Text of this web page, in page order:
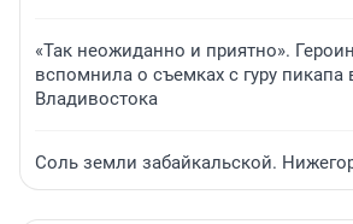
«Так неожиданно и приятно».
вспомнила о съемках с гуру пикапа
Владивостока
Соль земли забайкальской.